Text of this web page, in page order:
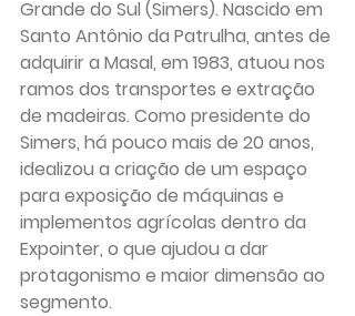
Grande do Sul (Simers). Nascido em
Santo Antônio da Patrulha, antes de
adquirir a Masal, em 1983, atuou nos
ramos dos transportes e extração
de madeiras. Como presidente do
Simers, há pouco mais de 20 anos,
idealizou a criação de um espaço
para exposição de máquinas e
implementos agrícolas dentro da
Expointer, o que ajudou a dar
protagonismo e maior dimensão ao
segmento.